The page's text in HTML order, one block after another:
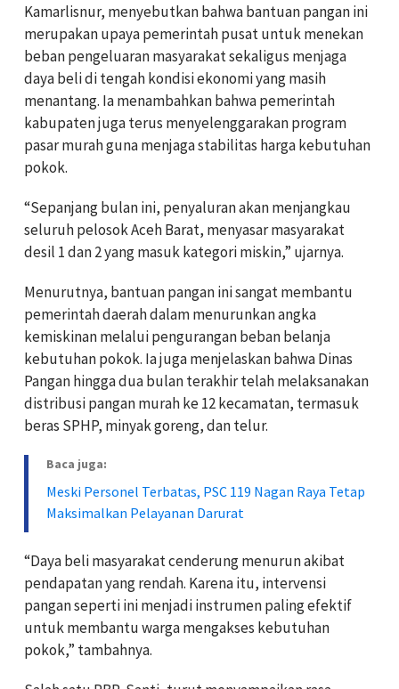
Kamarlisnur, menyebutkan bahwa bantuan pangan ini
merupakan upaya pemerintah pusat untuk menekan
beban pengeluaran masyarakat sekaligus menjaga
daya beli di tengah kondisi ekonomi yang masih
menantang. Ia menambahkan bahwa pemerintah
kabupaten juga terus menyelenggarakan program
pasar murah guna menjaga stabilitas harga kebutuhan
pokok.
“Sepanjang bulan ini, penyaluran akan menjangkau
seluruh pelosok Aceh Barat, menyasar masyarakat
desil 1 dan 2 yang masuk kategori miskin,” ujarnya.
Menurutnya, bantuan pangan ini sangat membantu
pemerintah daerah dalam menurunkan angka
kemiskinan melalui pengurangan beban belanja
kebutuhan pokok. Ia juga menjelaskan bahwa Dinas
Pangan hingga dua bulan terakhir telah melaksanakan
distribusi pangan murah ke 12 kecamatan, termasuk
beras SPHP, minyak goreng, dan telur.
Baca juga:
Meski Personel Terbatas, PSC 119 Nagan Raya Tetap
Maksimalkan Pelayanan Darurat
“Daya beli masyarakat cenderung menurun akibat
pendapatan yang rendah. Karena itu, intervensi
pangan seperti ini menjadi instrumen paling efektif
untuk membantu warga mengakses kebutuhan
pokok,” tambahnya.